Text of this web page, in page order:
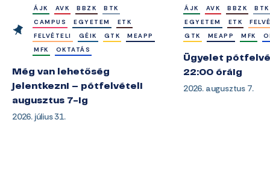
ÁJK AVK BBZK
BTK
CAMPUS
EGYETEM
ETK
FELVÉTELI
GÉIK GTK
MEAPP
MFK
OKTATÁS
Még van lehetőség
jelentkezni – pótfelvételi
augusztus 7-ig
2026. július 31.
ÁJK AVK BBZK
BTK
EGYETEM
ETK
GTK
MEAPP MFK
Ügyelet
22:00 óráig
2026. augusztus 7.